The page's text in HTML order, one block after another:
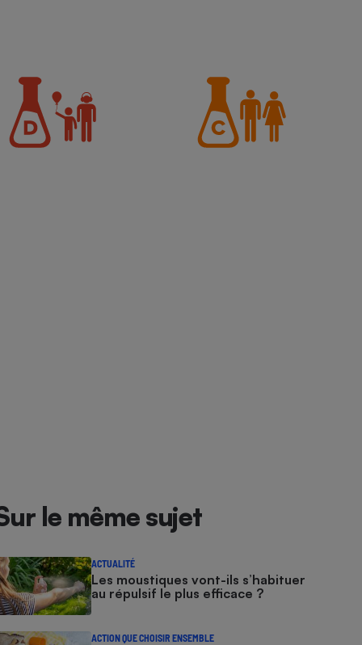
le même sujet
ACTUALITÉ
Les moustiques vont-ils s’habituer
au répulsif le plus efficace ?
ACTION QUE CHOISIR ENSEMBLE